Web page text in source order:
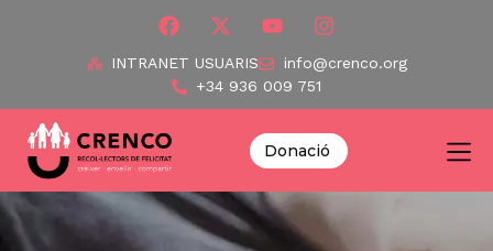
INTRANET USUARIS
info@crenco.org
+34 936 009 751
Donació